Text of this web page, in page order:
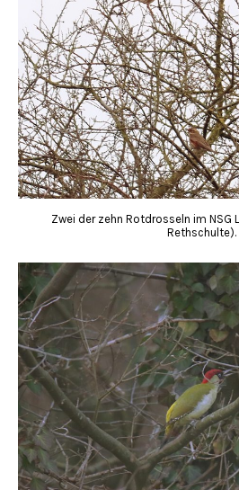
Zwei der zehn Rotdrosseln im NSG
Rethschulte).